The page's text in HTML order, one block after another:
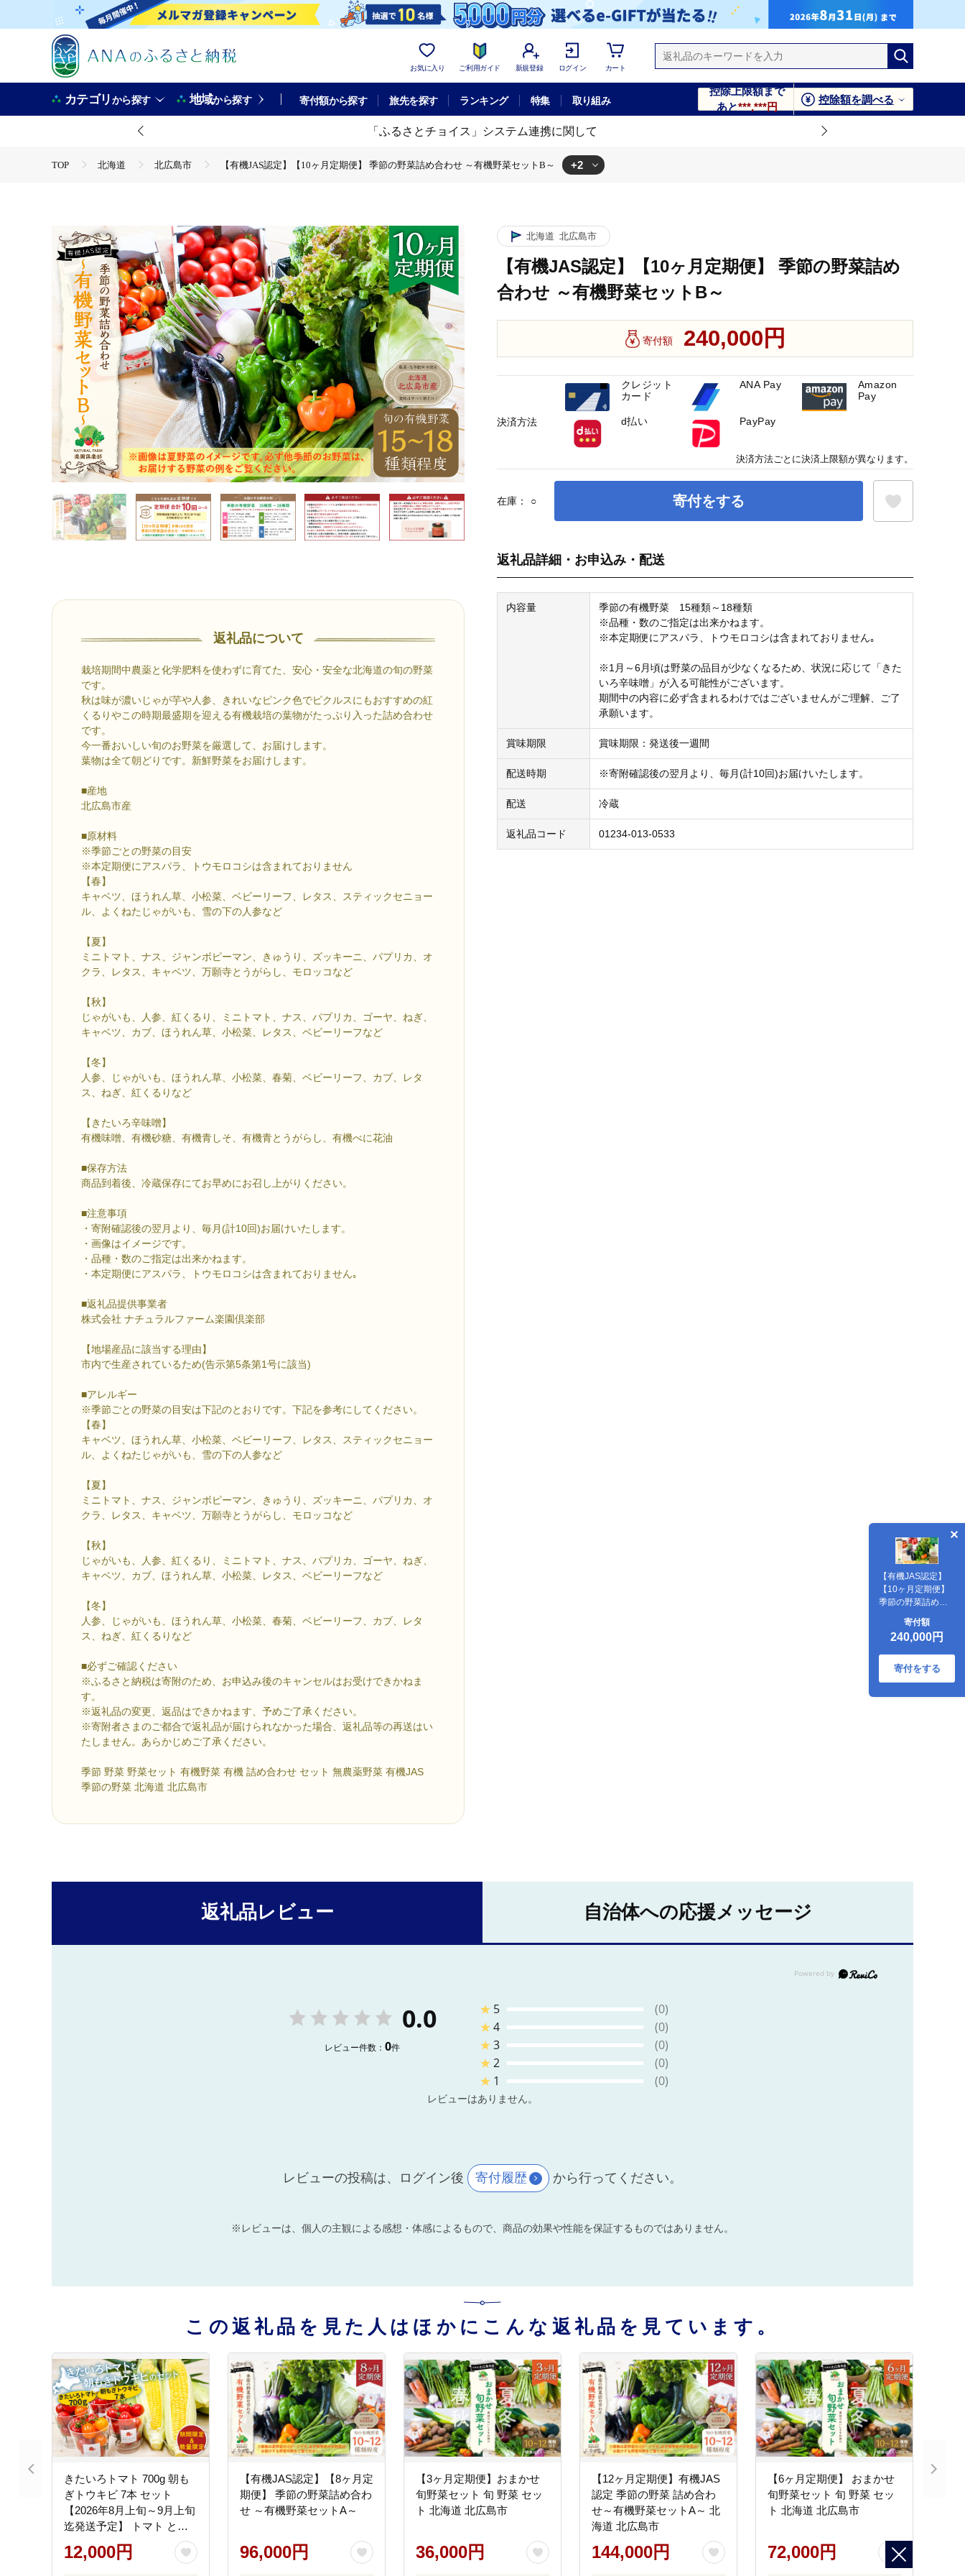
お気に入り ご利用ガイド 新規登録 ログイン カート
カテゴリから探す 地域から探す 寄付額から探す 旅先を探す ランキング 特集 取り組み
控除上限額まで
あと***,***円
控除額を調べる
「ふるさとチョイス」システム連携に関して
TOP 北海道 北広島市 【有機JAS認定】【10ヶ月定期便】 季節の野菜詰め合わせ ～有機野菜セットB～ +2
返礼品について
栽培期間中農薬と化学肥料を使わずに育てた、安心・安全な北海道の旬の野菜
です。
秋は味が濃いじゃが芋や人参、きれいなピンク色でピクルスにもおすすめの紅
くるりやこの時期最盛期を迎える有機栽培の葉物がたっぷり入った詰め合わせ
です。
今一番おいしい旬のお野菜を厳選して、お届けします。
葉物は全て朝どりです。新鮮野菜をお届けします。
■産地
北広島市産
■原材料
※季節ごとの野菜の目安
※本定期便にアスパラ、トウモロコシは含まれておりません
【春】
キャベツ、ほうれん草、小松菜、ベビーリーフ、レタス、スティックセニョー
ル、よくねたじゃがいも、雪の下の人参など
【夏】
ミニトマト、ナス、ジャンボピーマン、きゅうり、ズッキーニ、パプリカ、オ
クラ、レタス、キャベツ、万願寺とうがらし、モロッコなど
【秋】
じゃがいも、人参、紅くるり、ミニトマト、ナス、パプリカ、ゴーヤ、ねぎ、
キャベツ、カブ、ほうれん草、小松菜、レタス、ベビーリーフなど
【冬】
人参、じゃがいも、ほうれん草、小松菜、春菊、ベビーリーフ、カブ、レタ
ス、ねぎ、紅くるりなど
【きたいろ辛味噌】
有機味噌、有機砂糖、有機青しそ、有機青とうがらし、有機べに花油
■保存方法
商品到着後、冷蔵保存にてお早めにお召し上がりください。
■注意事項
・寄附確認後の翌月より、毎月(計10回)お届けいたします。
・画像はイメージです。
・品種・数のご指定は出来かねます。
・本定期便にアスパラ、トウモロコシは含まれておりません｡
■返礼品提供事業者
株式会社 ナチュラルファーム楽園倶楽部
【地場産品に該当する理由】
市内で生産されているため(告示第5条第1号に該当)
■アレルギー
※季節ごとの野菜の目安は下記のとおりです。下記を参考にしてください。
【春】
キャベツ、ほうれん草、小松菜、ベビーリーフ、レタス、スティックセニョー
ル、よくねたじゃがいも、雪の下の人参など
【夏】
ミニトマト、ナス、ジャンボピーマン、きゅうり、ズッキーニ、パプリカ、オ
クラ、レタス、キャベツ、万願寺とうがらし、モロッコなど
【秋】
じゃがいも、人参、紅くるり、ミニトマト、ナス、パプリカ、ゴーヤ、ねぎ、
キャベツ、カブ、ほうれん草、小松菜、レタス、ベビーリーフなど
【冬】
人参、じゃがいも、ほうれん草、小松菜、春菊、ベビーリーフ、カブ、レタ
ス、ねぎ、紅くるりなど
■必ずご確認ください
※ふるさと納税は寄附のため、お申込み後のキャンセルはお受けできかねま
す。
※返礼品の変更、返品はできかねます、予めご了承ください。
※寄附者さまのご都合で返礼品が届けられなかった場合、返礼品等の再送はい
たしません。あらかじめご了承ください。
季節 野菜 野菜セット 有機野菜 有機 詰め合わせ セット 無農薬野菜 有機JAS
季節の野菜 北海道 北広島市
北海道 北広島市
【有機JAS認定】【10ヶ月定期便】 季節の野菜詰め
合わせ ～有機野菜セットB～
寄付額 240,000円
在庫： ○ 寄付をする
【有機JAS認定】
【10ヶ月定期便】
季節の野菜詰め合
わせ ～有機野菜セ
ットB～
寄付額
240,000円
寄付をする
返礼品詳細・お申込み・配送
内容量
季節の有機野菜 15種類～18種類
※品種・数のご指定は出来かねます。
※本定期便にアスパラ、トウモロコシは含まれておりません｡
※1月～6月頃は野菜の品目が少なくなるため、状況に応じて「きた
いろ辛味噌」が入る可能性がございます。
期間中の内容に必ず含まれるわけではございませんがご理解、ご了
承願います。
賞味期限 賞味期限：発送後一週間
配送時期 ※寄附確認後の翌月より、毎月(計10回)お届けいたします。
配送 冷蔵
返礼品コード 01234-013-0533
決済方法
クレジット
カード
ANA Pay
Amazon
Pay
d払い PayPay
決済方法ごとに決済上限額が異なります。
返礼品レビュー 自治体への応援メッセージ
0.0
レビュー件数： 0件
★ 5
(0)
★4
(0)
★3
(0)
★2
(0)
★ 1 (0)
レビューはありません。
レビューの投稿は、ログイン後 寄付履歴 から行ってください。
※レビューは、個人の主観による感想・体感によるもので、商品の効果や性能を保証するものではありません。
この返礼品を見た人はほかにこんな返礼品を見ています。
きたいろトマト 700g 朝も
ぎトウキビ 7本 セット
【2026年8月上旬～9月上旬
迄発送予定】 トマト とう
もろこし トウモロコシ 野
菜 朝採れ オーガニック
12,000円
【有機JAS認定】【8ヶ月定
期便】 季節の野菜詰め合わ
せ ～有機野菜セットA～
96,000円
【3ヶ月定期便】おまかせ
旬野菜セット 旬 野菜 セッ
ト 北海道 北広島市
36,000円
【12ヶ月定期便】有機JAS
認定 季節の野菜 詰め合わ
せ～有機野菜セットA～ 北
海道 北広島市
144,000円
【6ヶ月定期便】 おまかせ
旬野菜セット 旬 野菜 セッ
ト 北海道 北広島市
72,000円